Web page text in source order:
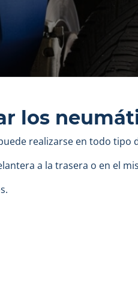
los
realizarse en todo tipo
a la trasera o en el